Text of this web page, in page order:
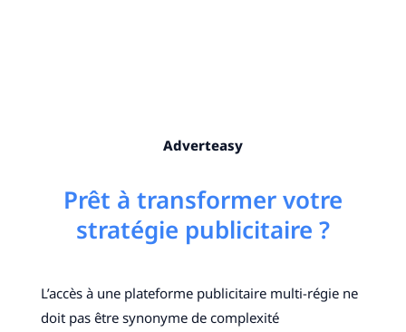
Adverteasy
Prêt à transformer votre
stratégie publicitaire ?
L’accès à une plateforme publicitaire multi-régie ne
doit pas être synonyme de complexité